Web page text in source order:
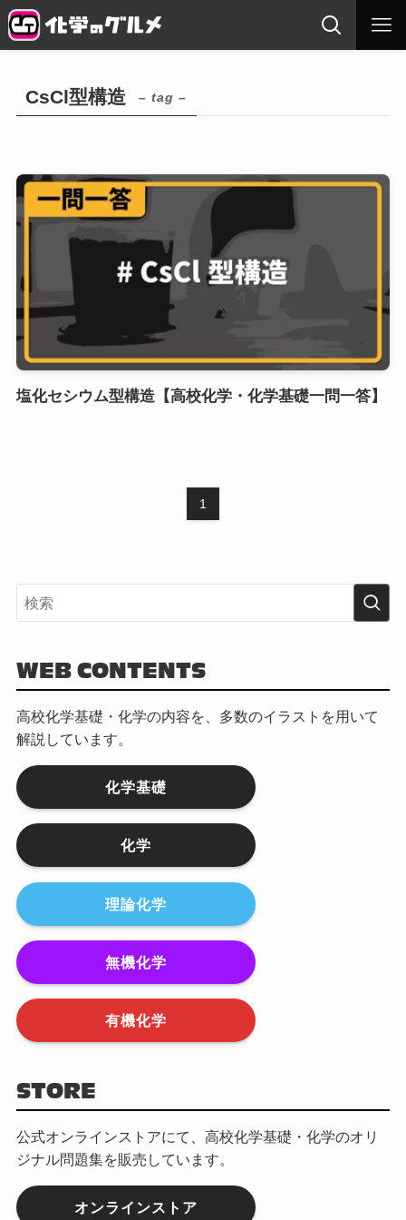
CsCl型構造 – tag –
塩化セシウム型構造【高校化学・化学基礎一問一答】
1
WEB CONTENTS
高校化学基礎・化学の内容を、多数のイラストを用いて
解説しています。
化学基礎
化学
理論化学
無機化学
有機化学
STORE
公式オンラインストアにて、高校化学基礎・化学のオリ
ジナル問題集を販売しています。
オンラインストア